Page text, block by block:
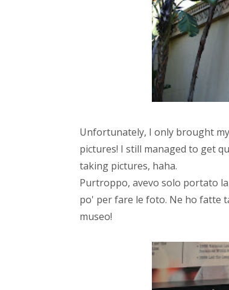
Unfortunately, I only brought
pictures! I still managed to get
taking pictures, haha.
Purtroppo, avevo solo portato
po' per fare le foto. Ne ho fatte
museo!